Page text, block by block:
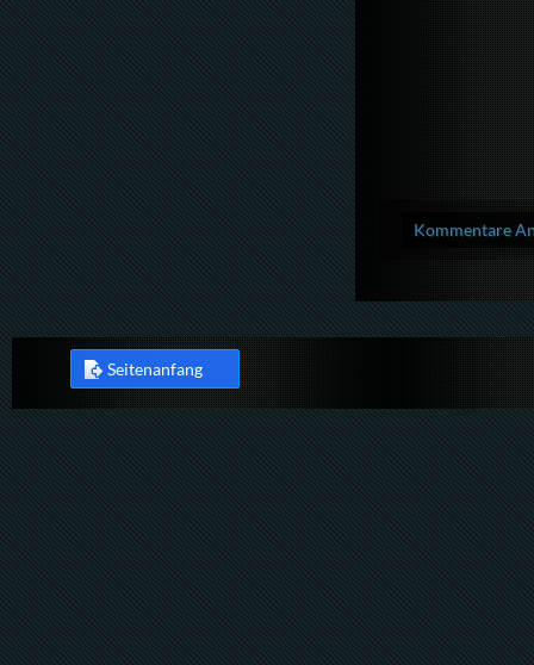
Kommentare
Seitenanfang